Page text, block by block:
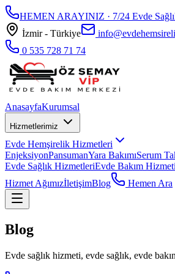
HEMEN ARAYINIZ · 7/24 Evde
İzmir - Türkiye
0 535 728 71 74
AnasayfaKurumsal
Hizmetlerimiz
Evde Hemşirelik Hizmetleri
EnjeksiyonPansumanYara BakımıSerum
Evde Sağlık HizmetleriEvde Bakım Hizmeti
Hizmet AğımızİletişimBlog Hemen Ara
Blog
Evde sağlık hizmeti, evde sağlık, evde